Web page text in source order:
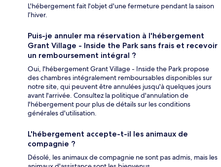
L'hébergement fait l'objet d'une fermeture pendant la saison
l’hiver.
Puis-je annuler ma réservation à l'hébergement
Grant Village - Inside the Park sans frais et recevoir
un remboursement intégral ?
Oui, l'hébergement Grant Village - Inside the Park propose
des chambres intégralement remboursables disponibles sur
notre site, qui peuvent être annulées jusqu'à quelques jours
avant l'arrivée. Consultez la politique d'annulation de
l'hébergement pour plus de détails sur les conditions
générales d'utilisation.
L'hébergement accepte-t-il les animaux de
compagnie ?
Désolé, les animaux de compagnie ne sont pas admis, mais les